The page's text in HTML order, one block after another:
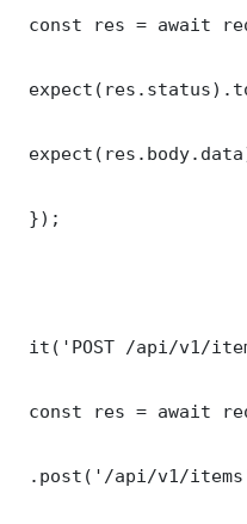
const res = await
});
it('POST /api/v1/
const res = await
.post('/api/v1/